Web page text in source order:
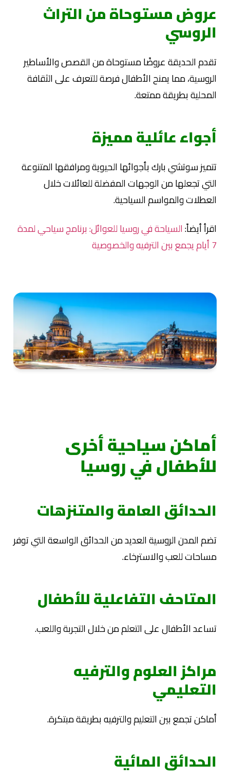
عروض مستوحاة من التراث
الروسي
تقدم الحديقة عروضًا مستوحاة من القصص والأساطير
الروسية، مما يمنح الأطفال فرصة للتعرف على الثقافة
المحلية بطريقة ممتعة.
أجواء عائلية مميزة
تتميز سوتشي بارك بأجوائها الحيوية ومرافقها المتنوعة
التي تجعلها من الوجهات المفضلة للعائلات خلال
العطلات والمواسم السياحية.
اقرأ أيضاً:السياحة في روسيا للعوائل: برنامج سياحي لمدة
7 أيام يجمع بين الترفيه والخصوصية
أماكن سياحية أخرى
للأطفال في روسيا
الحدائق العامة والمتنزهات
تضم المدن الروسية العديد من الحدائق الواسعة التي توفر
مساحات للعب والاسترخاء.
المتاحف التفاعلية للأطفال
تساعد الأطفال على التعلم من خلال التجربة واللعب.
مراكز العلوم والترفيه
التعليمي
أماكن تجمع بين التعليم والترفيه بطريقة مبتكرة.
الحدائق المائية